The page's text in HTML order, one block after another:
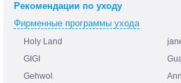
Рекомендации по уходу
Фирменные программы ухода
Holy Land
GIGI
Gehwol